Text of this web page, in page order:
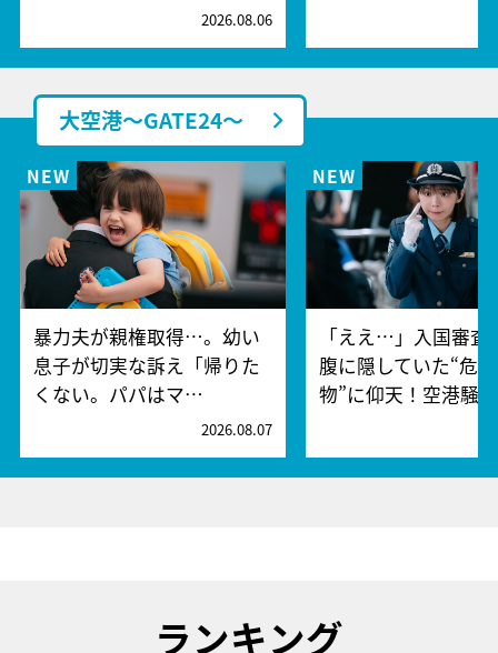
2026.08.06
大空港～GATE24～
暴力夫が親権取得…。幼い
息子が切実な訴え「帰りた
くない。パパはマ…
2026.08.07
「ええ…」入国審査
腹に隠していた“危
物”に仰天！空港騒
ランキング